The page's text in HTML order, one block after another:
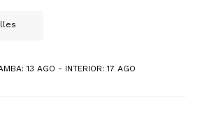
13 AGO - INTERIOR: 17 AGO